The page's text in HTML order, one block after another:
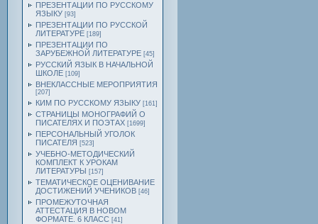
ПРЕЗЕНТАЦИИ ПО РУССКОМУ
ЯЗЫКУ [93]
ПРЕЗЕНТАЦИИ ПО РУССКОЙ
ЛИТЕРАТУРЕ [189]
ПРЕЗЕНТАЦИИ ПО
ЗАРУБЕЖНОЙ ЛИТЕРАТУРЕ [45]
РУССКИЙ ЯЗЫК В НАЧАЛЬНОЙ
ШКОЛЕ [109]
ВНЕКЛАССНЫЕ МЕРОПРИЯТИЯ
[207]
КИМ ПО РУССКОМУ ЯЗЫКУ [161]
СТРАНИЦЫ МОНОГРАФИЙ О
ПИСАТЕЛЯХ И ПОЭТАХ [1699]
ПЕРСОНАЛЬНЫЙ УГОЛОК
ПИСАТЕЛЯ [523]
УЧЕБНО-МЕТОДИЧЕСКИЙ
КОМПЛЕКТ К УРОКАМ
ЛИТЕРАТУРЫ [157]
ТЕМАТИЧЕСКОЕ ОЦЕНИВАНИЕ
ДОСТИЖЕНИЙ УЧЕНИКОВ [46]
ПРОМЕЖУТОЧНАЯ
АТТЕСТАЦИЯ В НОВОМ
ФОРМАТЕ. 6 КЛАСС [41]